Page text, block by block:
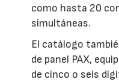
como hasta 20
simultáneas.
El catálogo
de panel PAX,
de cinco o seis